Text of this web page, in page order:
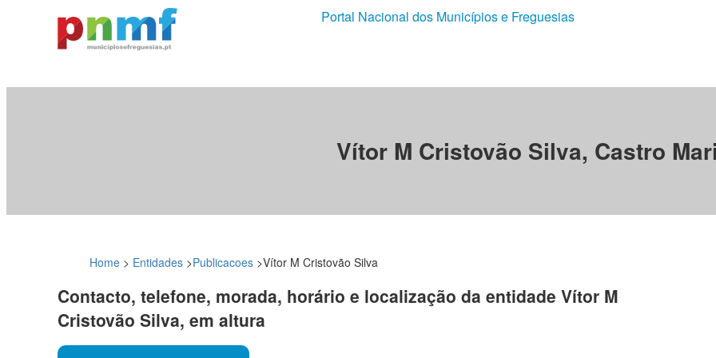
Portal Nacional dos Municípios e Freguesias
Vítor M Cristovão Silva, Castro
Home > Entidades >Publicacoes >Vítor M Cristovão Silva
Contacto, telefone, morada, horário e localização da entidade Vítor M
Cristovão Silva, em altura